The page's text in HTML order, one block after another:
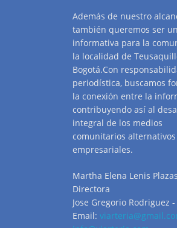
Además de nuestro
también queremos ser
informativa para la
la localidad de
Bogotá.Con
periodística, buscamos
la conexión entre la
contribuyendo así al
integral de los medios
comunitarios
empresariales.
Martha Elena Lenis
Directora
Jose Gregorio Rodriguez
Email: